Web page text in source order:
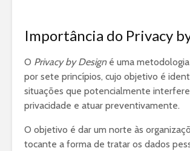
Importância do Privacy
O Privacy by Designé uma
por sete princípios, cujo objetivo é
situações que potencialmente
privacidade e atuar preventivamente.
O objetivo é dar um norte às
tocante a forma de tratar os dados